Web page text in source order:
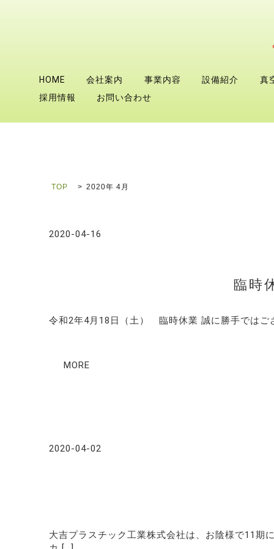
HOME 会社案内 事業内容 設備紹介
真
採用情報
お問い合わせ
TOP 2020年 4月
2020-04-16
臨時
令和2年4月18日（土） 臨時休業 誠に勝手ではご
MORE
2020-04-02
大吉プラスチック工業株式会社は、お陰様で11期